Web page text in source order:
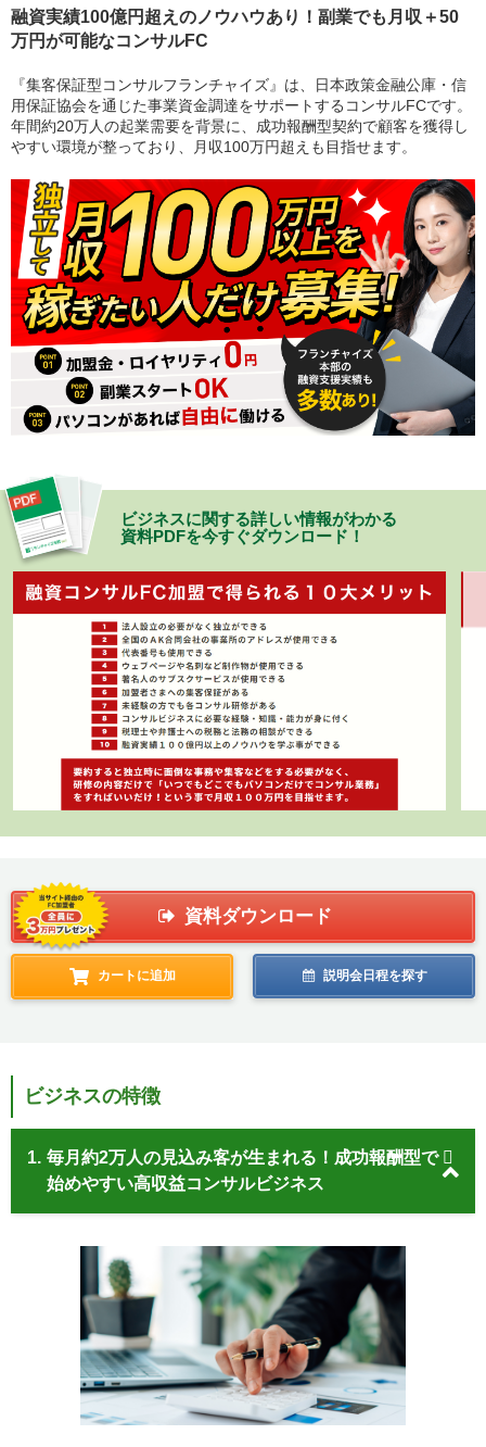
融資実績100億円超えのノウハウあり！副業でも月収＋50
万円が可能なコンサルFC
『集客保証型コンサルフランチャイズ』は、日本政策金融公庫・信
用保証協会を通じた事業資金調達をサポートするコンサルFCです。
年間約20万人の起業需要を背景に、成功報酬型契約で顧客を獲得し
やすい環境が整っており、月収100万円超えも目指せます。
ビジネスに関する詳しい情報がわかる
資料PDFを今すぐダウンロード！
資料ダウンロード
カートに追加 説明会日程を探す
ビジネスの特徴
1. 毎月約2万人の見込み客が生まれる！成功報酬型で
始めやすい高収益コンサルビジネス